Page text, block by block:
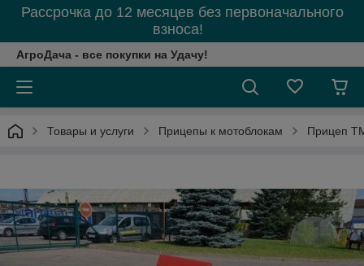
Рассрочка до 12 месяцев без первоначального
взноса!
АгроДача - все покупки на Удачу!
Товары и услуги Прицепы к мотоблокам Прицеп